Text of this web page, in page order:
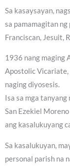
Sa kasaysayan,
sa pamamagitan
Franciscan, Jesuit,
1936 nang maging
Apostolic Vicariate,
naging diyosesis.
Isa sa mga
San Ezekiel
ang kasalukuyang
Sa kasalukuyan,
personal parish na